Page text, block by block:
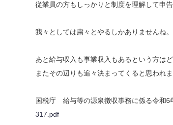
従業員の方もしっかりと制度を理解して申
我々としては粛々とやるしかありませんね。
あと給与収入も事業収入もあるという方は
またその辺りも追々決まってくると思われま
国税庁 給与等の源泉徴収事務に係る令和6
317.pdf